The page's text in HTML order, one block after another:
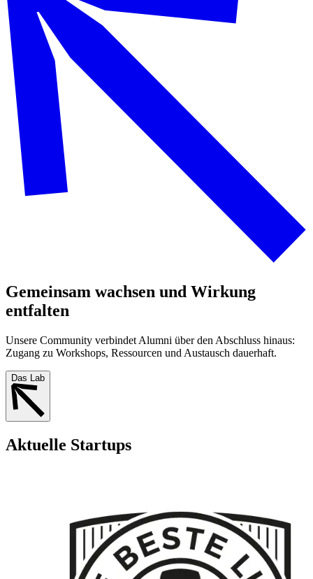
Gemeinsam wachsen und Wirkung
entfalten
Unsere Community verbindet Alumni über den Abschluss hinaus:
Zugang zu Workshops, Ressourcen und Austausch dauerhaft.
Das Lab
Aktuelle Startups